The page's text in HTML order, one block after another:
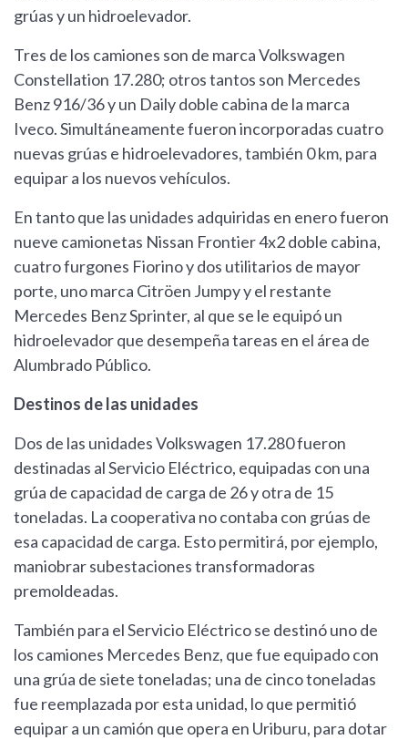
grúas y un hidroelevador.
Tres de los camiones son de marca Volkswagen
Constellation 17.280; otros tantos son Mercedes
Benz 916/36 y un Daily doble cabina de la marca
Iveco. Simultáneamente fueron incorporadas cuatro
nuevas grúas e hidroelevadores, también 0 km, para
equipar a los nuevos vehículos.
En tanto que las unidades adquiridas en enero fueron
nueve camionetas Nissan Frontier 4x2 doble cabina,
cuatro furgones Fiorino y dos utilitarios de mayor
porte, uno marca Citröen Jumpy y el restante
Mercedes Benz Sprinter, al que se le equipó un
hidroelevador que desempeña tareas en el área de
Alumbrado Público.
Destinos de las unidades
Dos de las unidades Volkswagen 17.280 fueron
destinadas al Servicio Eléctrico, equipadas con una
grúa de capacidad de carga de 26 y otra de 15
toneladas. La cooperativa no contaba con grúas de
esa capacidad de carga. Esto permitirá, por ejemplo,
maniobrar subestaciones transformadoras
premoldeadas.
También para el Servicio Eléctrico se destinó uno de
los camiones Mercedes Benz, que fue equipado con
una grúa de siete toneladas; una de cinco toneladas
fue reemplazada por esta unidad, lo que permitió
equipar a un camión que opera en Uriburu, para dotar